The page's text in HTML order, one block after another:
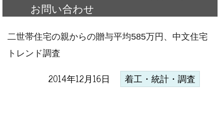
お問い合わせ
二世帯住宅の親からの贈与平均585万円、中文住宅
トレンド調査
2014年12月16日 着工・統計・調査